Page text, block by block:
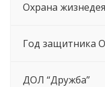
Охрана
Год защитника
ДОЛ “Дружба”